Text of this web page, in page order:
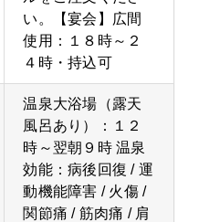
い。【宴会】広間
使用：１８時～２
４時・持込可
温泉大浴場（露天
風呂あり）：１２
時～翌朝９時 温泉
効能：病後回復 / 運
動機能障害 / 火傷 /
関節痛 / 筋肉痛 / 肩